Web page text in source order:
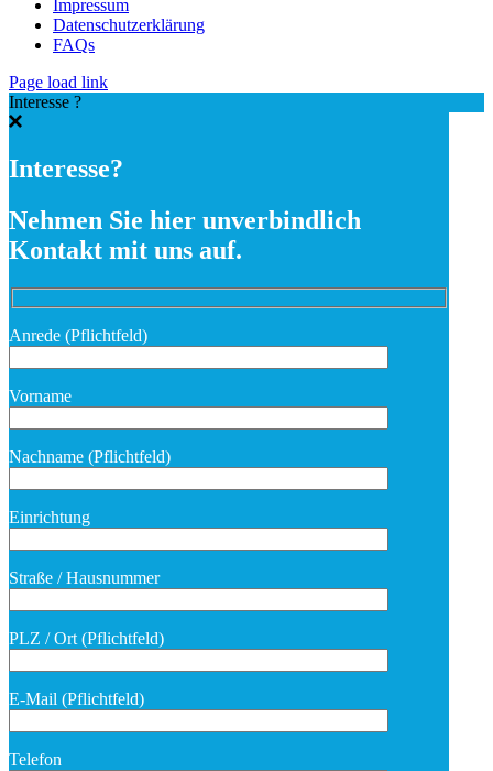
Impressum
Datenschutzerklärung
FAQs
Page load link
Interesse ?
Interesse?
Nehmen Sie hier unverbindlich
Kontakt mit uns auf.
Anrede (Pflichtfeld)
Vorname
Nachname (Pflichtfeld)
Einrichtung
Straße / Hausnummer
PLZ / Ort (Pflichtfeld)
E-Mail (Pflichtfeld)
Telefon